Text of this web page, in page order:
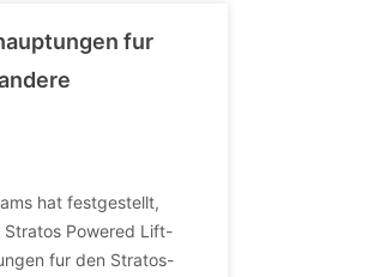
fur
hat festgestellt,
Powered Lift-
fur den Stratos-